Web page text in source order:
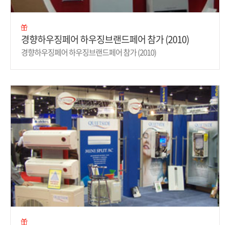
경향하우징페어 하우징브랜드페어 참가 (2010)
경향하우징페어 하우징브랜드페어 참가 (2010)